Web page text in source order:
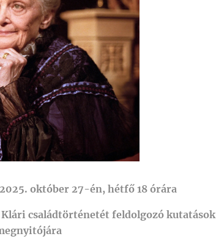
október 27-én, hétfő 18 órára
családtörténetét feldolgozó kutatások